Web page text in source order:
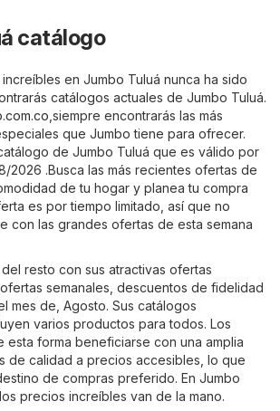
catálogo
en Jumbo Tuluá nunca ha sido
catálogos actuales de Jumbo Tuluá.
,siempre encontrarás las más
que Jumbo tiene para ofrecer.
de Jumbo Tuluá que es válido por
2026 .Busca las más recientes ofertas de
de tu hogar y planea tu compra
es por tiempo limitado, así que no
con las grandes ofertas de esta semana
resto con sus atractivas ofertas
semanales, descuentos de fidelidad
mes de, Agosto. Sus catálogos
varios productos para todos. Los
esta forma beneficiarse con una amplia
de calidad a precios accesibles, lo que
de compras preferido. En Jumbo
precios increíbles van de la mano.